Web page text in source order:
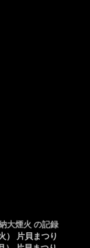
大煙火 の記録
） 片貝まつり